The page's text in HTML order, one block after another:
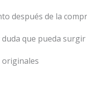
después de la
que pueda